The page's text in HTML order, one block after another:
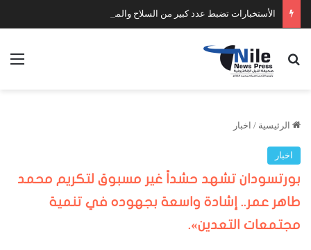
الأستخبارات تضبط عدد كبير من السلاح والمخدرات
بحث عن
الرئيسية / اخبار
اخبار
بورتسودان تشهد حشداً غير مسبوق لتكريم محمد
طاهر عمر.. إشادة واسعة بجهوده في تنمية
مجتمعات التعدين».